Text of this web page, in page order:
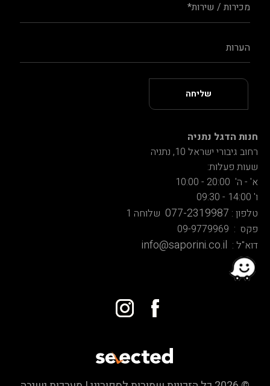
חנות הדגל נתניה
רחוב גיבורי ישראל 10, נתניה
שעות פעלות:
א' - ה' 20:00 - 10:00
ו' 14:00 - 09:30
טלפון : 077-2319987 שלוחה 1
פקס : 09-9779969
דוא"ל : info@saporini.co.il